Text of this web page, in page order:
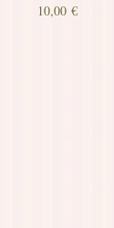
Preis
10,00 €